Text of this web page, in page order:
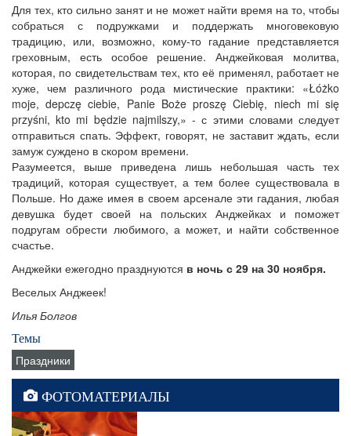
Для тех, кто сильно занят и не может найти время на то, чтобы
собраться с подружками и поддержать многовековую
традицию, или, возможно, кому-то гадание представляется
греховным, есть особое решение. Анджейковая молитва,
которая, по свидетельствам тех, кто её применял, работает не
хуже, чем различного рода мистические практики: «Łóżko
moje, depczę ciebie, Panie Boże proszę Ciebię, niech mi się
przyśni, kto mi będzie najmilszy,» - с этими словами следует
отправиться спать. Эффект, говорят, не заставит ждать, если
замуж суждено в скором времени.
Разумеется, выше приведена лишь небольшая часть тех
традиций, которая существует, а тем более существовала в
Польше. Но даже имея в своем арсенале эти гадания, любая
девушка будет своей на польских Анджейках и поможет
подругам обрести любимого, а может, и найти собственное
счастье.
Анджейки ежегодно празднуются в ночь с 29 на 30 ноября.
Веселых Анджеек!
Илья Болгов
Темы
Праздники
ФОТОМАТЕРИАЛЫ